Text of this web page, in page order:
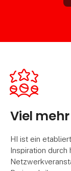
Viel
HI ist ein
Inspiration durch